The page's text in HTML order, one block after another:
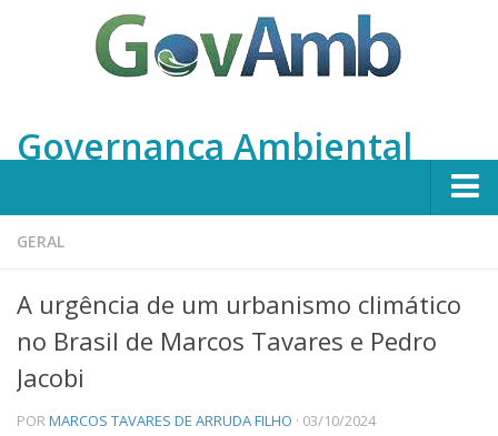
Governança Ambiental
Home
Integrantes
GERAL
A urgência de um urbanismo climático
no Brasil de Marcos Tavares e Pedro
Jacobi
PORMARCOS TAVARES DE ARRUDA FILHO · 03/10/2024